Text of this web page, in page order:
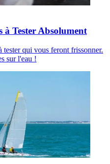
à Tester Absolument
tester qui vous feront frissonner.
sur l'eau !